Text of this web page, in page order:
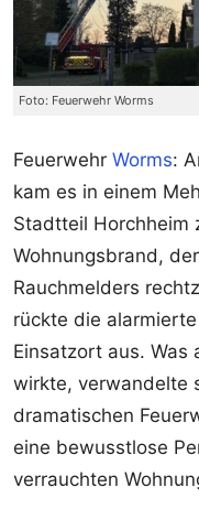
Foto: Feuerwehr Worms
Feuerwehr Worms:
kam es in einem
Stadtteil Horchheim
Wohnungsbrand,
Rauchmelders
rückte die
Einsatzort aus. Was
wirkte, verwandelte
dramatischen
eine bewusstlose
verrauchten